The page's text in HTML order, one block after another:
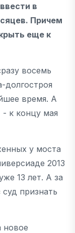
в
Причем
еще к
восемь
долгостроя
время. А
к концу мая
у моста
2013
13 лет. А за
признать
новое